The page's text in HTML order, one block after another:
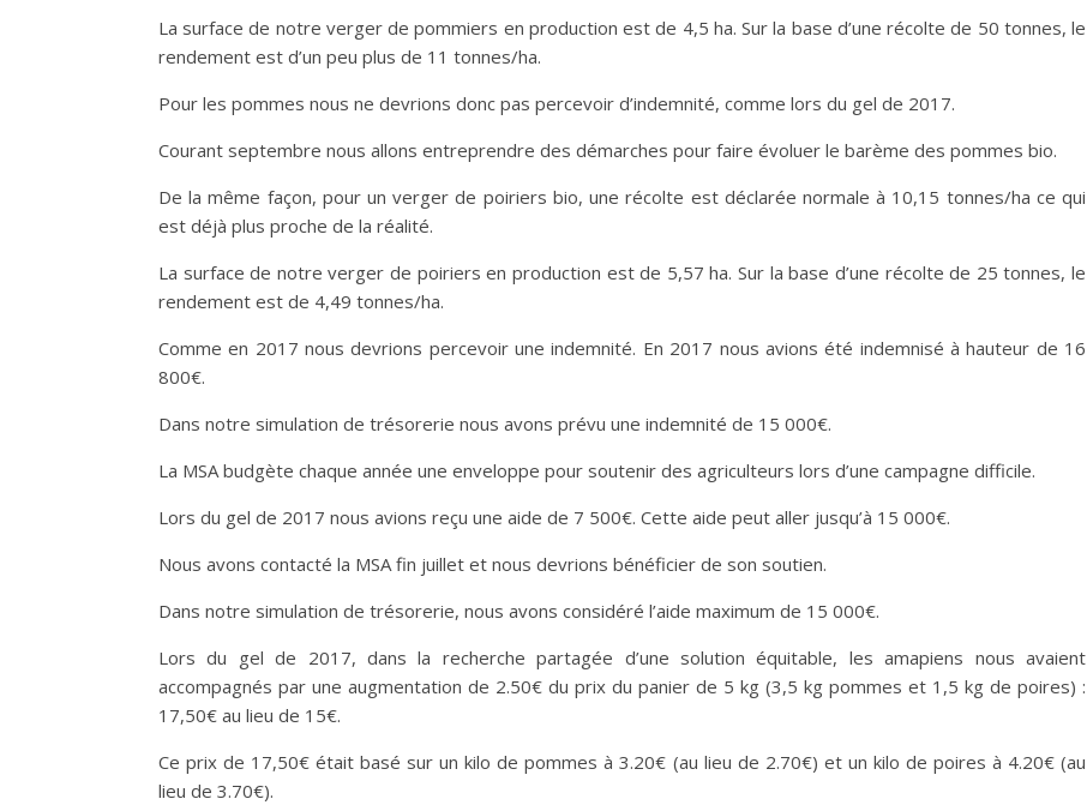
La surface de notre verger de pommiers en production est de 4,5 ha. Sur la base d’une récolte de 50 tonnes, le
rendement est d’un peu plus de 11 tonnes/ha.
Pour les pommes nous ne devrions donc pas percevoir d’indemnité, comme lors du gel de 2017.
Courant septembre nous allons entreprendre des démarches pour faire évoluer le barème des pommes bio.
De la même façon, pour un verger de poiriers bio, une récolte est déclarée normale à 10,15 tonnes/ha ce qui
est déjà plus proche de la réalité.
La surface de notre verger de poiriers en production est de 5,57 ha. Sur la base d’une récolte de 25 tonnes, le
rendement est de 4,49 tonnes/ha.
Comme en 2017 nous devrions percevoir une indemnité. En 2017 nous avions été indemnisé à hauteur de 16
800€.
Dans notre simulation de trésorerie nous avons prévu une indemnité de 15 000€.
La MSA budgète chaque année une enveloppe pour soutenir des agriculteurs lors d’une campagne difficile.
Lors du gel de 2017 nous avions reçu une aide de 7 500€. Cette aide peut aller jusqu’à 15 000€.
Nous avons contacté la MSA fin juillet et nous devrions bénéficier de son soutien.
Dans notre simulation de trésorerie, nous avons considéré l’aide maximum de 15 000€.
Lors du gel de 2017, dans la recherche partagée d’une solution équitable, les amapiens nous avaient
accompagnés par une augmentation de 2.50€ du prix du panier de 5 kg (3,5 kg pommes et 1,5 kg de poires) :
17,50€ au lieu de 15€.
Ce prix de 17,50€ était basé sur un kilo de pommes à 3.20€ (au lieu de 2.70€) et un kilo de poires à 4.20€ (au
lieu de 3.70€).